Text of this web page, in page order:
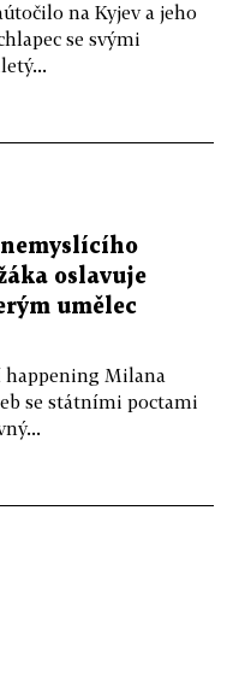
na Kyjev a jeho
se svými
oslavuje
umělec
Milana
se státními poctami